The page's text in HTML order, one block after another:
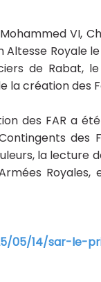
VI,
Altesse Royale
de Rabat,
la création des
des FAR a
la lecture
05/14/sar-le-